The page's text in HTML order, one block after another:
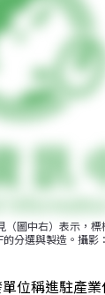
（圖中右）表示，
分選與製造。攝影
位稱進駐產